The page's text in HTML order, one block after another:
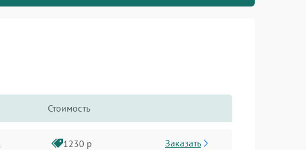
Стоимость
1230 р Заказать